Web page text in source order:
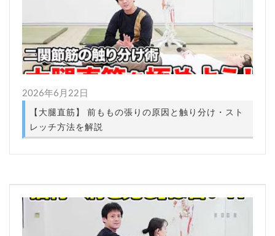
2026年6月22日
【大腿直筋】 前ももの張りの原因と触り分け・スト
レッチ方法を解説